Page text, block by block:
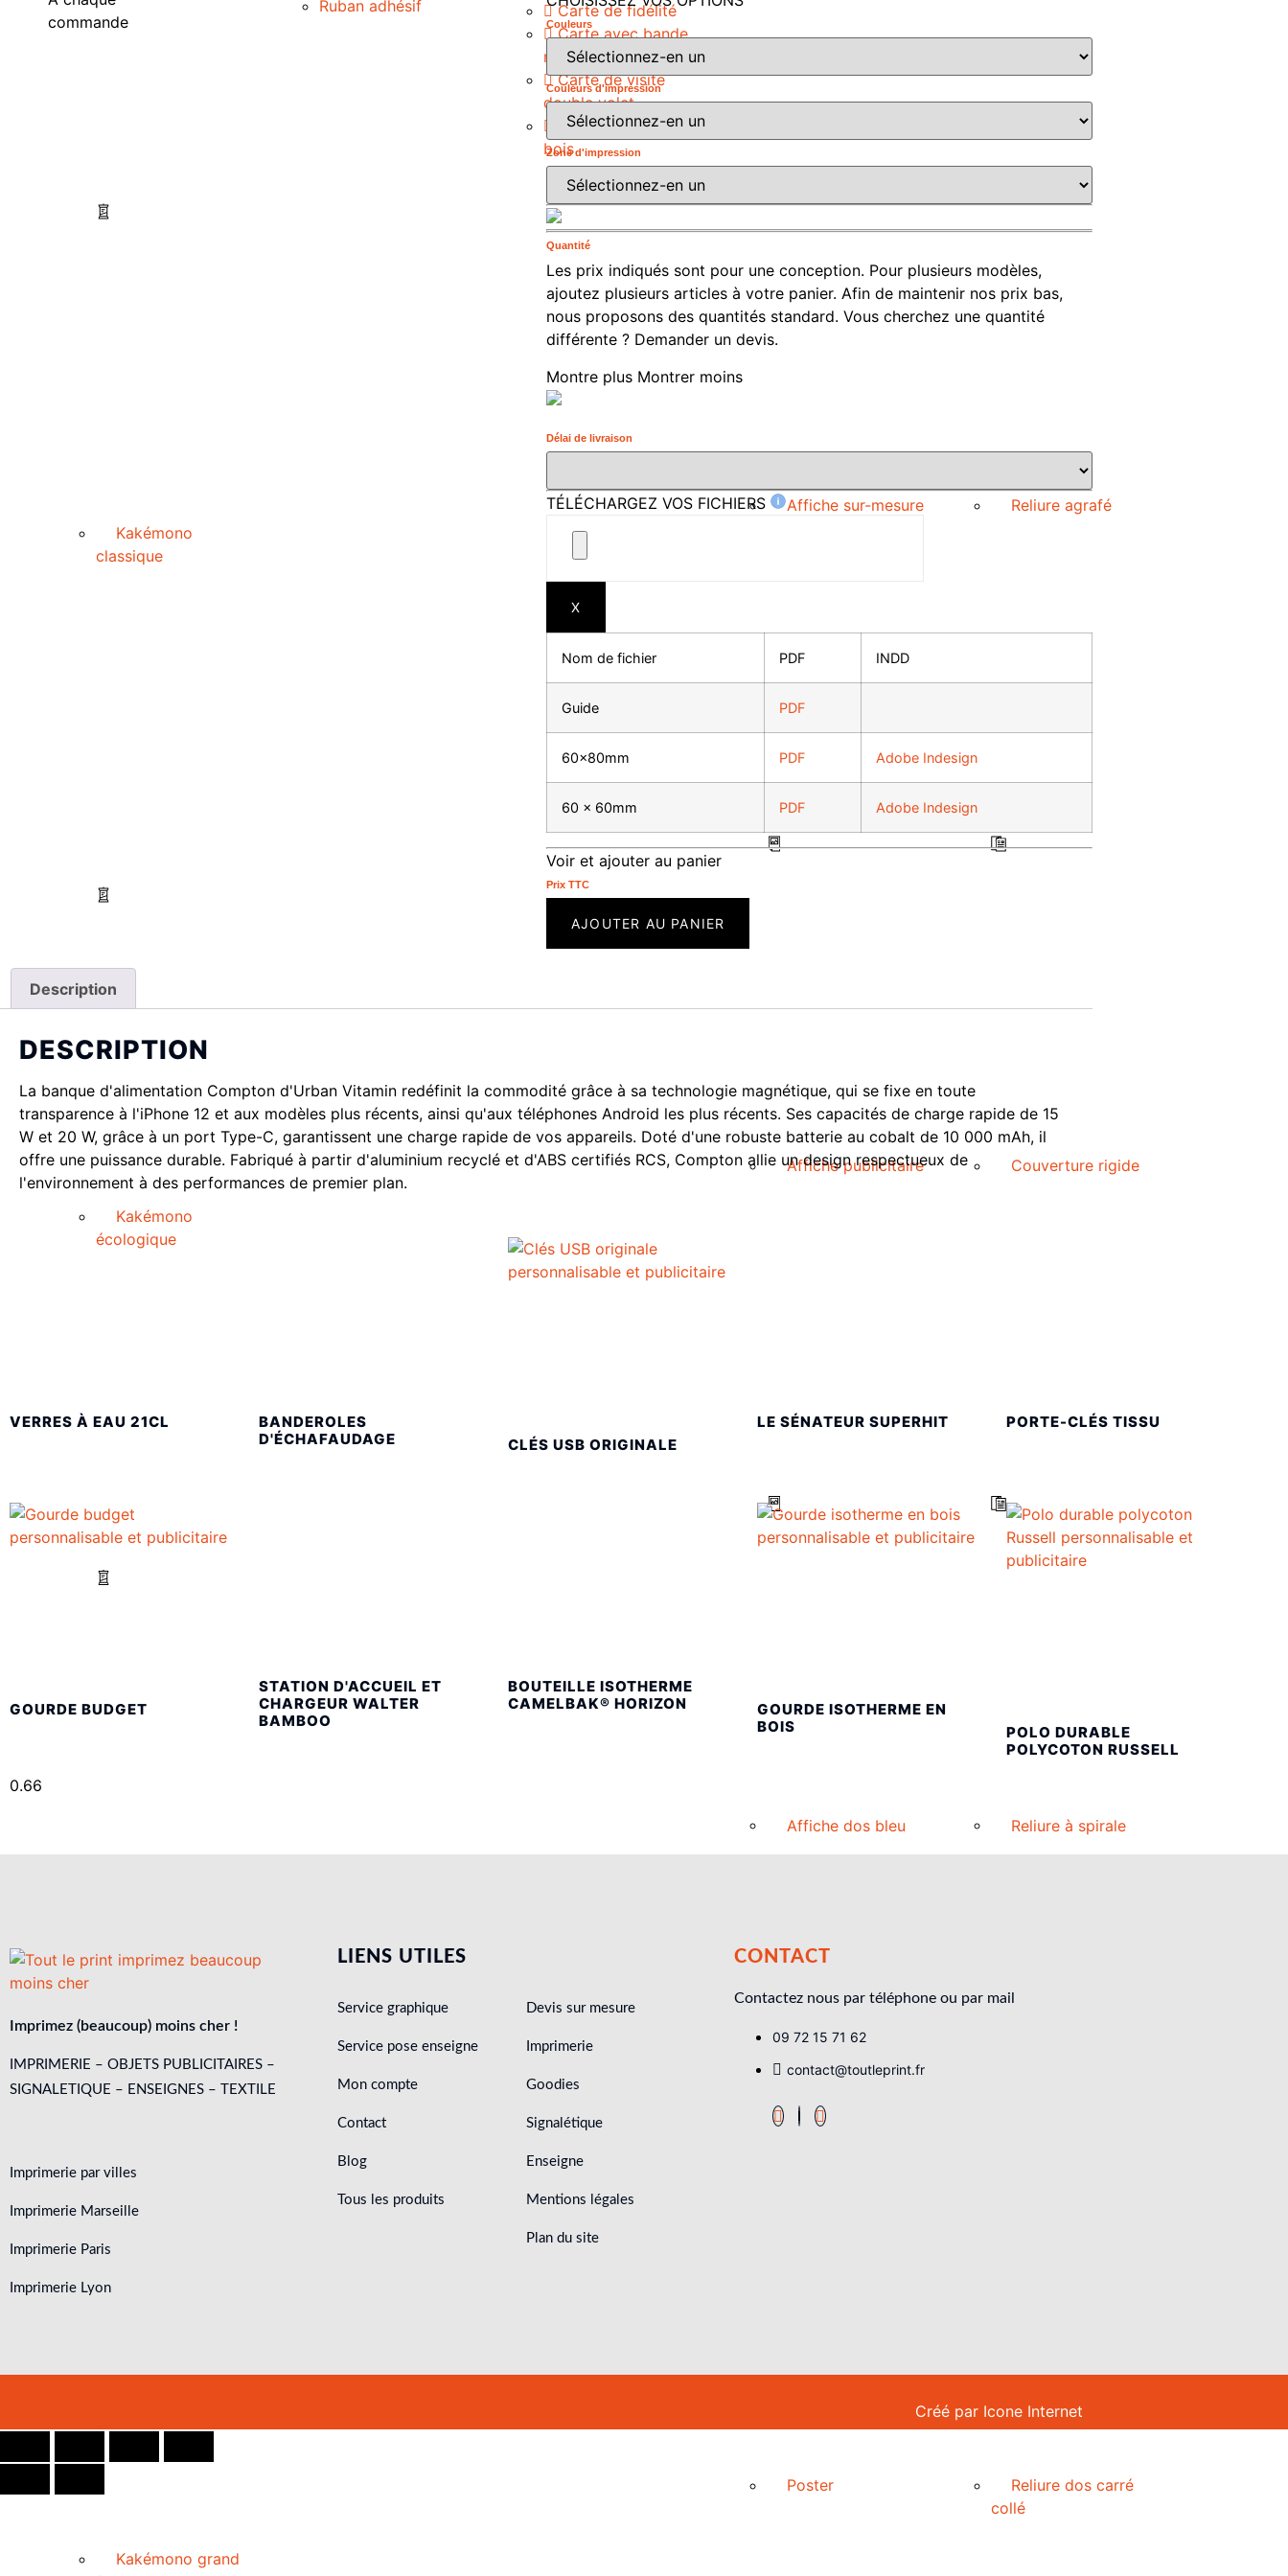
Kakémono
classique
Kakémono
écologique
Kakémono grand
Ruban adhésif
Carte de fidélité
Carte avec bande
magnétique
Carte de visite
double volet
Carte de visite en
bois
Affiche sur-mesure
Affiche publicitaire
Affiche dos bleu
Poster
Reliure agrafé
Couverture rigide
Reliure à spirale
Reliure dos carré
collé
commande
Couleurs
Couleurs d'impression
Zone d'impression
Quantité
Les prix indiqués sont pour une conception. Pour plusieurs modèles,
ajoutez plusieurs articles à votre panier. Afin de maintenir nos prix bas,
nous proposons des quantités standard. Vous cherchez une quantité
différente ? Demander un devis.
Montre plus Montrer moins
Délai de livraison
TÉLÉCHARGEZ VOS FICHIERS
X
Nom de fichier PDF INDD
Guide PDF
60x80mm PDF Adobe Indesign
60 x 60mm PDF Adobe Indesign
Voir et ajouter au panier
Prix ​​TTC
AJOUTER AU PANIER
Description
DESCRIPTION
La banque d'alimentation Compton d'Urban Vitamin redéfinit la commodité grâce à sa technologie magnétique, qui se fixe en toute
transparence à l'iPhone 12 et aux modèles plus récents, ainsi qu'aux téléphones Android les plus récents. Ses capacités de charge rapide de 15
W et 20 W, grâce à un port Type-C, garantissent une charge rapide de vos appareils. Doté d'une robuste batterie au cobalt de 10 000 mAh, il
offre une puissance durable. Fabriqué à partir d'aluminium recyclé et d'ABS certifiés RCS, Compton allie un design respectueux de
l'environnement à des performances de premier plan.
VERRES À EAU 21CL
BANDEROLES
D'ÉCHAFAUDAGE
CLÉS USB ORIGINALE
LE SÉNATEUR SUPERHIT PORTE-CLÉS TISSU
GOURDE BUDGET
STATION D'ACCUEIL ET
CHARGEUR WALTER
BAMBOO
BOUTEILLE ISOTHERME
CAMELBAK® HORIZON
GOURDE ISOTHERME EN
BOIS
POLO DURABLE
POLYCOTON RUSSELL
Imprimez (beaucoup) moins cher !
IMPRIMERIE – OBJETS PUBLICITAIRES –
SIGNALETIQUE – ENSEIGNES – TEXTILE
Imprimerie par villes
Imprimerie Marseille
Imprimerie Paris
Imprimerie Lyon
LIENS UTILES
Service graphique
Service pose enseigne
Mon compte
Contact
Blog
Tous les produits
Devis sur mesure
Imprimerie
Goodies
Signalétique
Enseigne
Mentions légales
Plan du site
CONTACT
Contactez nous par téléphone ou par mail
09 72 15 71 62
contact@toutleprint.fr
Créé par Icone Internet